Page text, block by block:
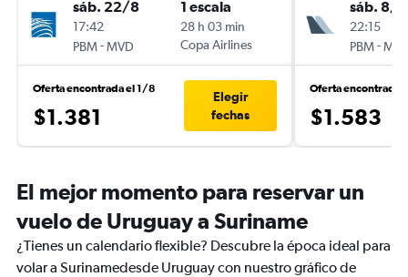
sáb. 22/8
17:42
PBM-MVD
1 escala
28 h 03 min
Copa Airlines
Oferta encontrada el 1/8
$1.381
Elegir
fechas
sáb. 8/8
22:15
PBM-
Oferta encontrada
$1.583
El mejor momento para reservar un
vuelo de Uruguay a Suriname
¿Tienes un calendario flexible? Descubre la época ideal para
volar a Surinamedesde Uruguay con nuestro gráfico de